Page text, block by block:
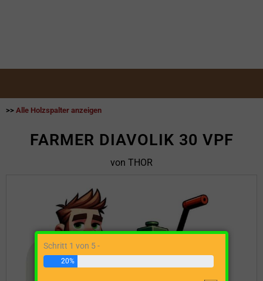
>> Alle Holzspalter anzeigen
FARMER DIAVOLIK 30 VPF
von THOR
Schritt 1 von 5 -
20%